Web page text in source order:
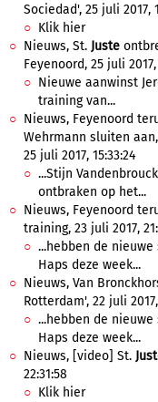
Sociedad', 25 juli 2017,
Klik hier
Nieuws, St. Juste
Feyenoord, 25 juli 2017,
Nieuwe aanwinst
training van...
Nieuws, Feyenoord
Wehrmann sluiten
25 juli 2017, 15:33:24
...Stijn
ontbraken op het...
Nieuws, Feyenoord
training, 23 juli 2017,
...hebben de
Haps deze week...
Nieuws, Van
Rotterdam', 22 juli 2017,
...hebben de
Haps deze week...
Nieuws, [video] St.
22:31:58
Klik hier